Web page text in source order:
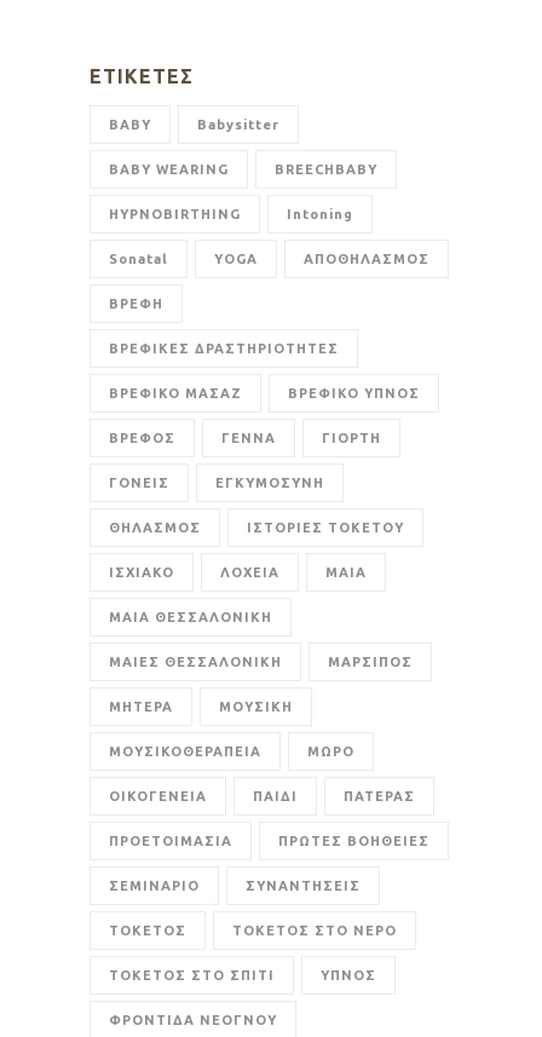
ΕΤΙΚΈΤΕΣ
BABY Babysitter
BABY WEARING BREECHBABY
HYPNOBIRTHING Intoning
Sonatal YOGA ΑΠΟΘΗΛΑΣΜΟΣ
ΒΡΕΦΗ
ΒΡΕΦΙΚΕΣ ΔΡΑΣΤΗΡΙΟΤΗΤΕΣ
ΒΡΕΦΙΚΟ ΜΑΣΑΖ ΒΡΕΦΙΚΟ ΥΠΝΟΣ
ΒΡΕΦΟΣ ΓΕΝΝΑ ΓΙΟΡΤΗ
ΓΟΝΕΙΣ ΕΓΚΥΜΟΣΥΝΗ
ΘΗΛΑΣΜΟΣ ΙΣΤΟΡΙΕΣ ΤΟΚΕΤΟΥ
ΙΣΧΙΑΚΟ ΛΟΧΕΙΑ ΜΑΙΑ
ΜΑΙΑ ΘΕΣΣΑΛΟΝΙΚΗ
ΜΑΙΕΣ ΘΕΣΣΑΛΟΝΙΚΗ ΜΑΡΣΙΠΟΣ
ΜΗΤΕΡΑ ΜΟΥΣΙΚΗ
ΜΟΥΣΙΚΟΘΕΡΑΠΕΙΑ ΜΩΡΟ
ΟΙΚΟΓΕΝΕΙΑ ΠΑΙΔΙ ΠΑΤΕΡΑΣ
ΠΡΟΕΤΟΙΜΑΣΙΑ ΠΡΩΤΕΣ ΒΟΗΘΕΙΕΣ
ΣΕΜΙΝΑΡΙΟ ΣΥΝΑΝΤΗΣΕΙΣ
ΤΟΚΕΤΟΣ ΤΟΚΕΤΟΣ ΣΤΟ ΝΕΡΟ
ΤΟΚΕΤΟΣ ΣΤΟ ΣΠΙΤΙ ΥΠΝΟΣ
ΦΡΟΝΤΙΔΑ ΝΕΟΓΝΟΥ